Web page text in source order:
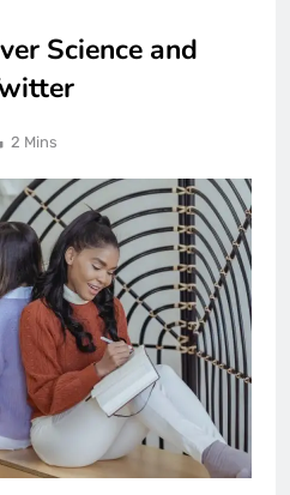
Science and
2 Mins